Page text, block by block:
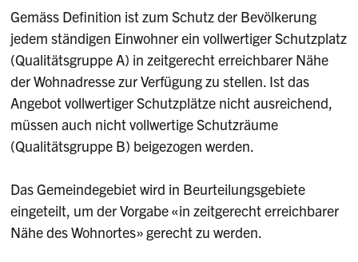
Gemäss Definition ist zum Schutz der Bevölkerung
jedem ständigen Einwohner ein vollwertiger Schutzplatz
(Qualitätsgruppe A) in zeitgerecht erreichbarer Nähe
der Wohnadresse zur Verfügung zu stellen. Ist das
Angebot vollwertiger Schutzplätze nicht ausreichend,
müssen auch nicht vollwertige Schutzräume
(Qualitätsgruppe B) beigezogen werden.
Das Gemeindegebiet wird in Beurteilungsgebiete
eingeteilt, um der Vorgabe «in zeitgerecht erreichbarer
Nähe des Wohnortes» gerecht zu werden.